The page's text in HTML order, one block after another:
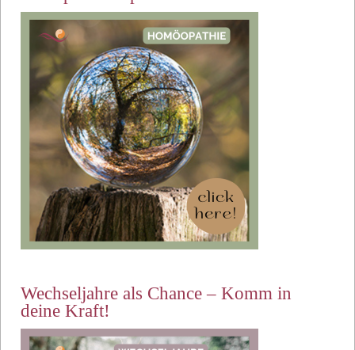
Wechseljahre als Chance – Komm in
deine Kraft!